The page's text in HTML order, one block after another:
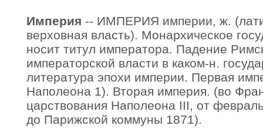
Империя -- ИМПЕРИЯ империи, ж.
верховная власть). Монархическое
носит титул императора. Падение
императорской власти в каком-н.
литература эпохи империи. Первая
Наполеона 1). Вторая империя. (во
царствования Наполеона III, от
до Парижской коммуны 1871).